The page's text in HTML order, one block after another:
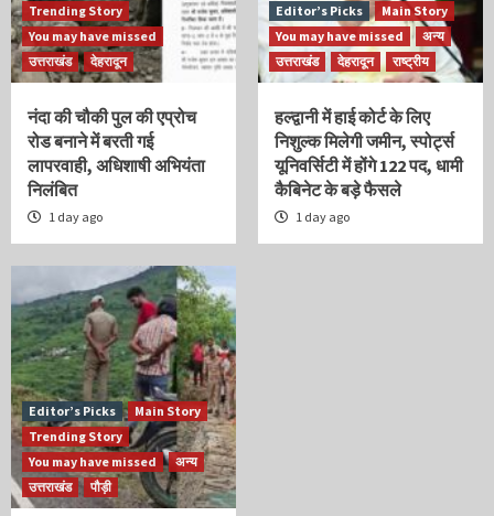
Trending Story
You may have missed
उत्तराखंड
देहरादून
नंदा की चौकी पुल की एप्रोच
रोड बनाने में बरती गई
लापरवाही, अधिशाषी अभियंता
निलंबित
1 day ago
Editor’s Picks
Main Story
You may have missed
अन्य
उत्तराखंड
देहरादून राष्ट्रीय
हल्द्वानी में हाई कोर्ट के लिए
निशुल्क मिलेगी जमीन, स्पोर्ट्स
यूनिवर्सिटी में होंगे 122 पद, धामी
कैबिनेट के बड़े फैसले
1 day ago
Editor’s Picks
Main Story
Trending Story
You may have missed
अन्य
उत्तराखंड
पौड़ी